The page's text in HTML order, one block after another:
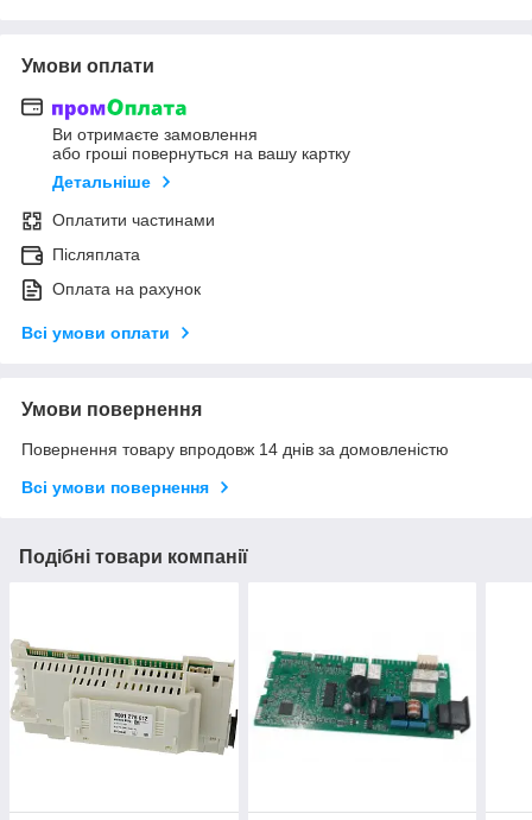
Умови оплати
Ви отримаєте замовлення
або гроші повернуться на вашу картку
Детальніше
Оплатити частинами
Післяплата
Оплата на рахунок
Всі умови оплати
Умови повернення
Повернення товару впродовж 14 днів за домовленістю
Всі умови повернення
Подібні товари компанії